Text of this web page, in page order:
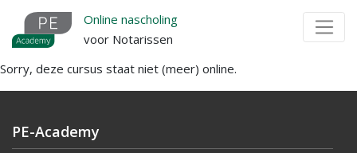
Overslaan
naar
de
inhoud
Online nascholing
voor Notarissen
Sorry, deze cursus staat niet (meer) online.
PE-Academy